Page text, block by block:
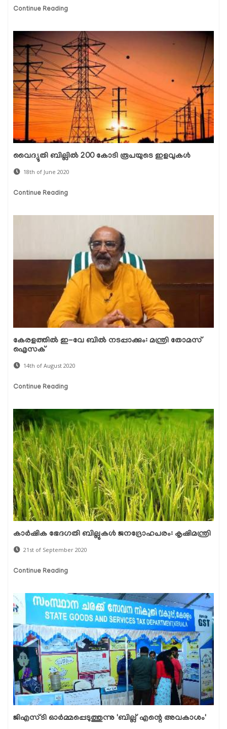
Continue Reading
വൈദ്യുതി ബില്ലിൽ 200 കോടി രൂപയുടെ ഇളവുകൾ
18th of June 2020
Continue Reading
കേരളത്തിൽ ഇ-വേ ബിൽ നടപ്പാക്കും: മന്ത്രി തോമസ്
ഐസക്
14th of August 2020
Continue Reading
കാർഷിക ഭേദഗതി ബില്ലുകൾ ജനദ്രോഹപരം: കൃഷിമന്ത്രി
21st of September 2020
Continue Reading
ജിഎസ്ടി ഓർമ്മപ്പെടുത്തുന്നു 'ബില്ല് എന്റെ അവകാശം'